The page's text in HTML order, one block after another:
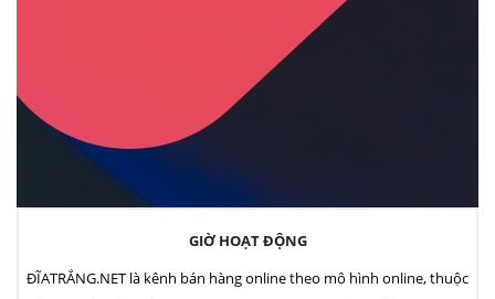
GIỜ HOẠT ĐỘNG
ĐĨATRẮNG.NET là kênh bán hàng online theo mô hình online, thuộc